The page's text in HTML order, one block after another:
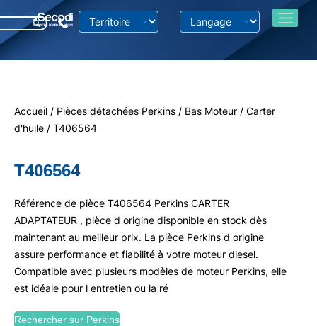
Accueil / Pièces détachées Perkins / Bas Moteur / Carter
d'huile / T406564
T406564
Référence de pièce T406564 Perkins CARTER
ADAPTATEUR , pièce d origine disponible en stock dès
maintenant au meilleur prix. La pièce Perkins d origine
assure performance et fiabilité à votre moteur diesel.
Compatible avec plusieurs modèles de moteur Perkins, elle
est idéale pour l entretien ou la ré
Rechercher sur Perkins